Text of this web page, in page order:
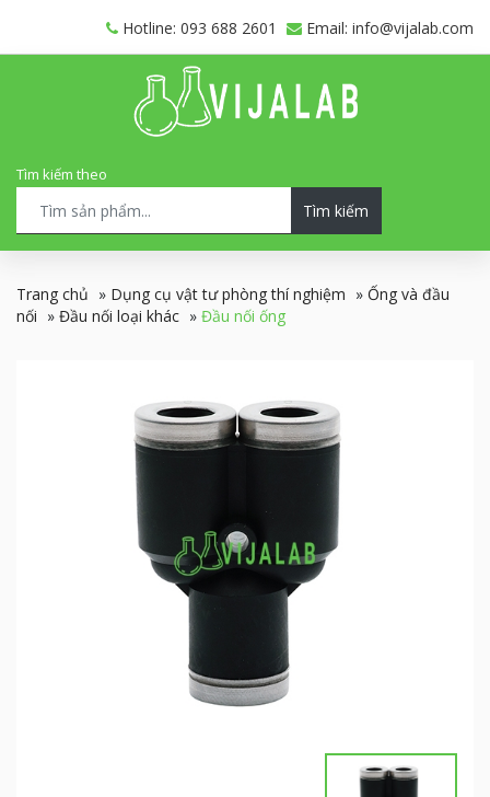
Hotline: 093 688 2601 Email: info@vijalab.com
Tìm kiếm theo
Tìm kiếm
Trang chủ » Dụng cụ vật tư phòng thí nghiệm » Ống và đầu
nối » Đầu nối loại khác » Đầu nối ống